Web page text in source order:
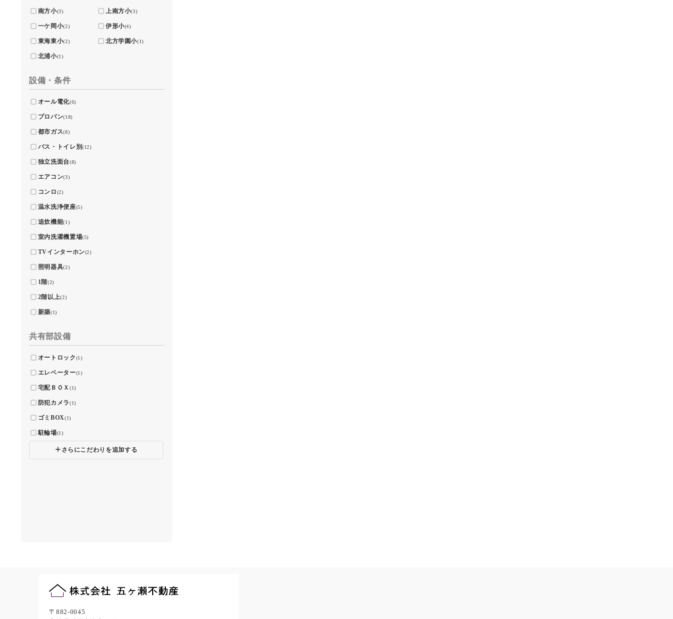
南方小(3) 上南方小(3)
一ケ岡小(2) 伊形小(4)
東海東小(2) 北方学園小(1)
北浦小(1)
設備・条件
オール電化(6)
プロパン(18)
都市ガス(8)
バス・トイレ別(12)
独立洗面台(8)
エアコン(3)
コンロ(2)
温水洗浄便座(5)
追炊機能(1)
室内洗濯機置場(5)
TVインターホン(2)
照明器具(2)
1階(2)
2階以上(2)
新築(1)
共有部設備
オートロック(1)
エレベーター(1)
宅配ＢＯＸ (1)
防犯カメラ(1)
ゴミBOX(1)
駐輪場(1)
🞣 さらにこだわりを追加する
〒882-0045